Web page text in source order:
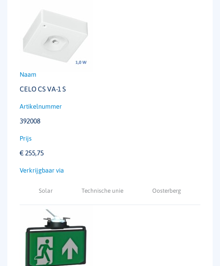
CELO CS VA-1 S
392008
€ 255,75
Solar Technische unie Oosterberg